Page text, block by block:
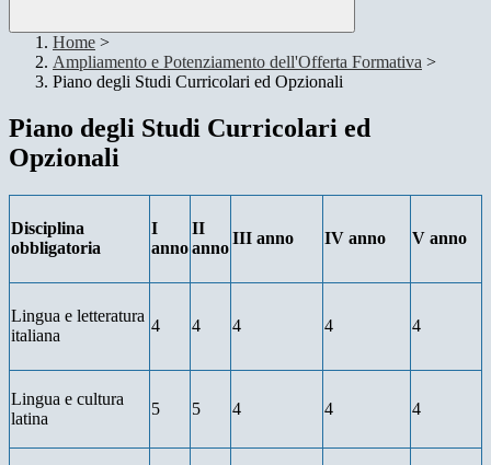
Home >
Ampliamento e Potenziamento dell'Offerta Formativa >
Piano degli Studi Curricolari ed Opzionali
Piano degli Studi Curricolari ed
Opzionali
Disciplina
obbligatoria
I
anno
II
anno
III anno IV anno V anno
Lingua e letteratura
italiana
4 4 4 4 4
Lingua e cultura
latina
5 5 4 4 4